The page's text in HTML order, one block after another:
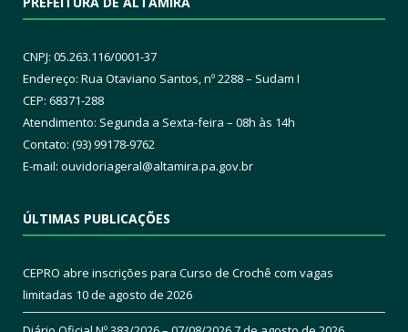
CNPJ: 05.263.116/0001-37
Endereço: Rua Otaviano Santos, nº 2288 – Sudam I
CEP: 68371-288
Atendimento: Segunda a Sexta-feira – 08h às 14h
Contato: (93) 99178-9762
E-mail: ouvidoriageral@altamira.pa.gov.br
ÚLTIMAS PUBLICAÇÕES
CEPRO abre inscrições para Curso de Crochê com vagas
limitadas 10 de agosto de 2026